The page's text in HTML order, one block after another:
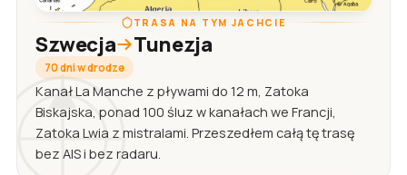
TRASA NA TYM JACHCIE
Szwecja Tunezja
70 dni w drodze
Kanał La Manche z pływami do 12 m, Zatoka
Biskajska, ponad 100 śluz w kanałach we Francji,
Zatoka Lwia z mistralami. Przeszedłem całą tę trasę
bez AIS i bez radaru.